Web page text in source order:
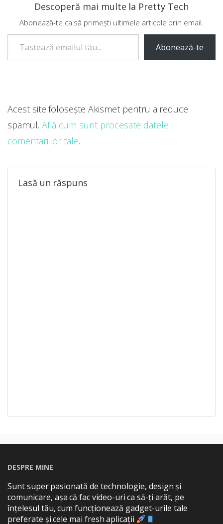
Descoperă mai multe la Pretty Tech
Abonează-te ca să primești ultimele articole prin email.
Tastează emailul tău...
Abonează-te
Lasă un răspuns
Acest site folosește Akismet pentru a reduce
spamul. Află cum sunt procesate datele
comentariilor tale.
DESPRE MINE
Sunt super pasionată de technologie, design și
comunicare, așa că fac video-uri ca să-ți arăt, pe
înțelesul tău, cum funcționează gadget-urile tale
preferate și cele mai fresh aplicații